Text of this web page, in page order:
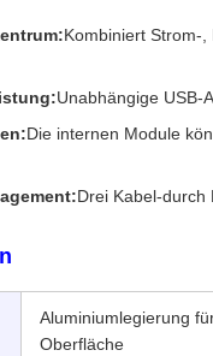
Kombiniert Strom-
Unabhängige USB-
Die internen Module
Drei Kabel-durch
Aluminiumlegierung
Oberfläche